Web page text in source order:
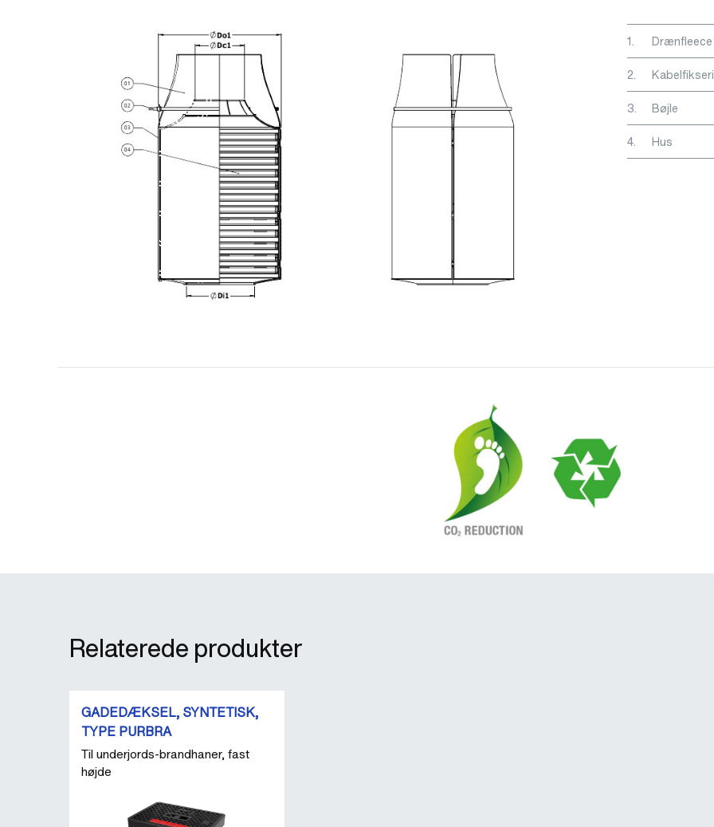
1.
Drænfleece
2.
3.
Bøjle
4.
Hus
Relaterede produkter
GADEDÆKSEL, SYNTETISK,
TYPE PURBRA
Til underjords-brandhaner, fast
højde